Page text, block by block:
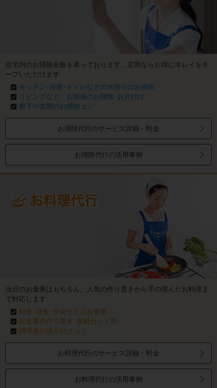
住宅内のお掃除全般を承っております。定期ならお得にキレイをキ
ープいただけます
キッチン･浴室･トイレなどの水回りのお掃除
リビングなど、お部屋のお掃除･お片付け
廊下や玄関のお掃除 など
お掃除代行のサービス詳細・料金
お掃除代行の活用事例
当日のお食事はもちろん、人気の作り置きから手の混んだお料理ま
で対応します
朝食･昼食･夕食などのお食事
お食事の作り置き･食材カット等
調理後の後片付け など
お料理代行のサービス詳細・料金
お料理代行の活用事例